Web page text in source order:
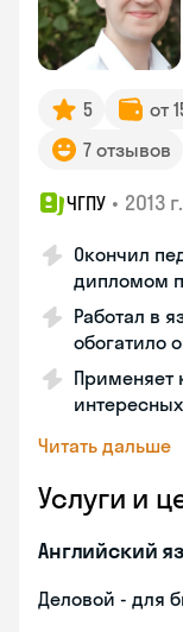
5 от
7 отзывов
ЧГПУ • 2013 г.
Окончил
дипломом
Работал в
обогатило
Применяет
Читать дальше
Услуги и
Английский
Деловой - для